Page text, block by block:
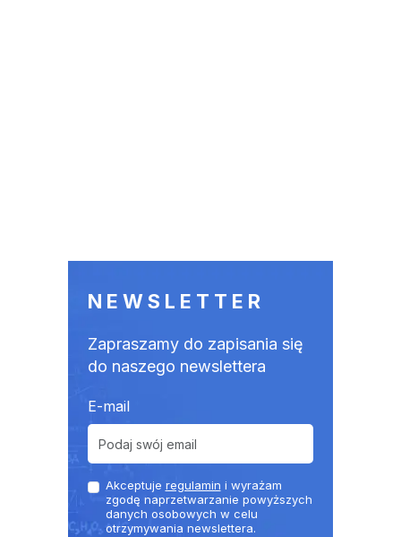
NEWSLETTER
Zapraszamy do zapisania się
do naszego newslettera
E-mail
Akceptuje regulamin i wyrażam
zgodę naprzetwarzanie powyższych
danych osobowych w celu
otrzymywania newslettera.